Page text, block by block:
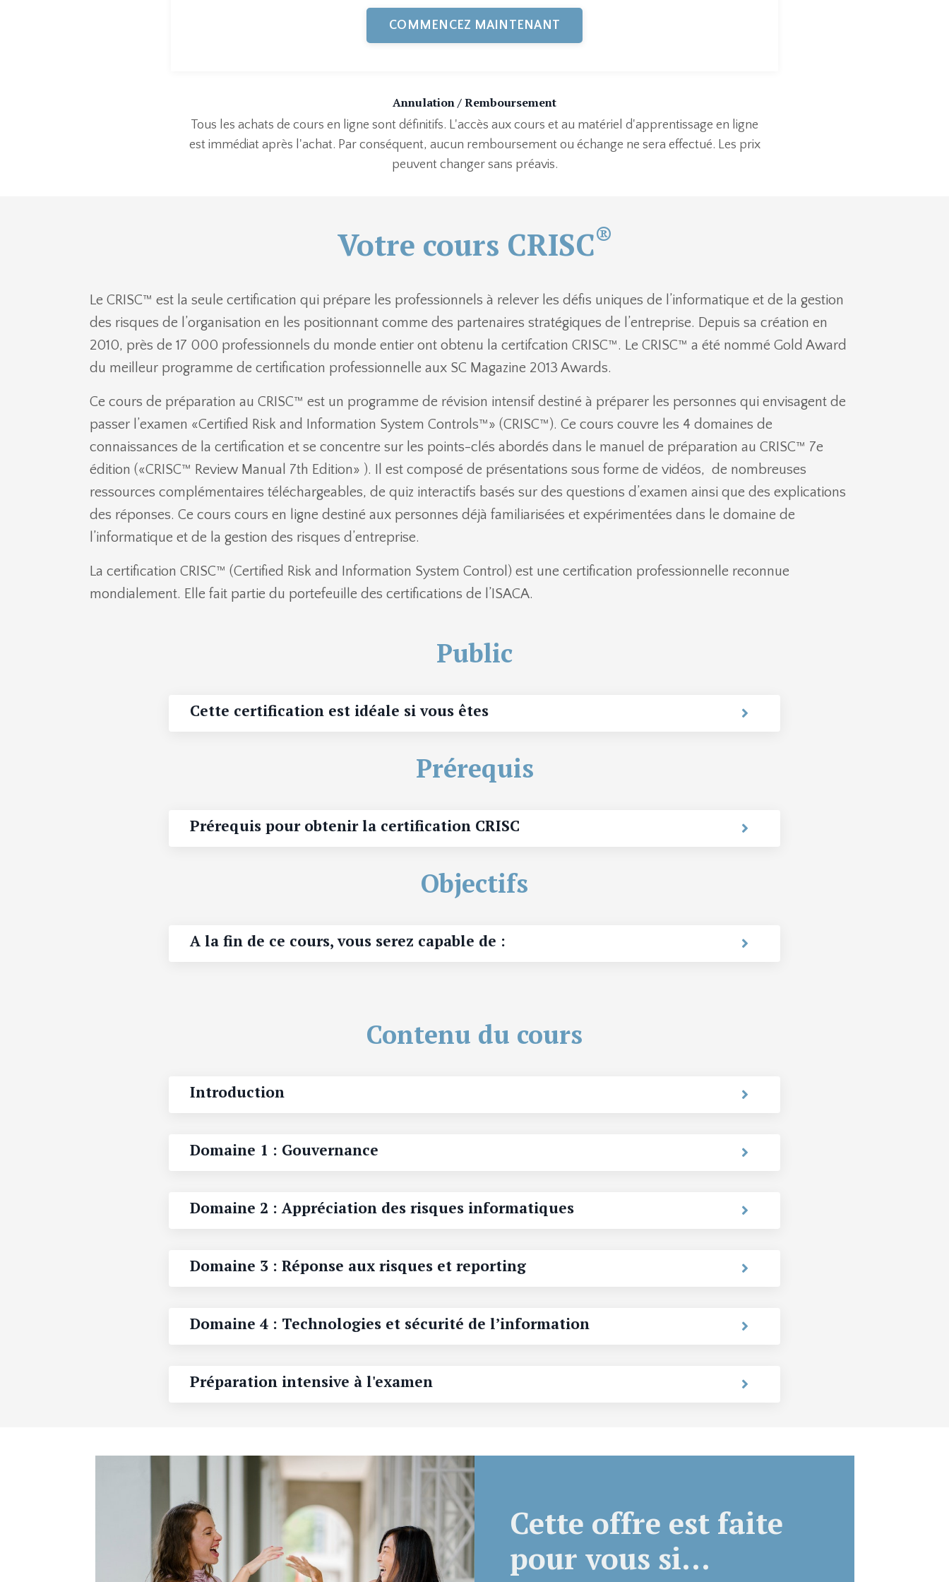
COMMENCEZ MAINTENANT
Annulation / Remboursement
Tous les achats de cours en ligne sont définitifs. L'accès aux cours et au matériel d'apprentissage en ligne
est immédiat après l'achat. Par conséquent, aucun remboursement ou échange ne sera effectué. Les prix
peuvent changer sans préavis.
Votre cours CRISC®
Le CRISC™ est la seule certification qui prépare les professionnels à relever les défis uniques de l’informatique et de la gestion
des risques de l’organisation en les positionnant comme des partenaires stratégiques de l’entreprise. Depuis sa création en
2010, près de 17 000 professionnels du monde entier ont obtenu la certifcation CRISC™. Le CRISC™ a été nommé Gold Award
du meilleur programme de certification professionnelle aux SC Magazine 2013 Awards.
Ce cours de préparation au CRISC™ est un programme de révision intensif destiné à préparer les personnes qui envisagent de
passer l’examen «Certified Risk and Information System Controls™» (CRISC™). Ce cours couvre les 4 domaines de
connaissances de la certification et se concentre sur les points-clés abordés dans le manuel de préparation au CRISC™ 7e
édition («CRISC™ Review Manual 7th Edition» ). Il est composé de présentations sous forme de vidéos, de nombreuses
ressources complémentaires téléchargeables, de quiz interactifs basés sur des questions d’examen ainsi que des explications
des réponses. Ce cours cours en ligne destiné aux personnes déjà familiarisées et expérimentées dans le domaine de
l’informatique et de la gestion des risques d’entreprise.
La certification CRISC™ (Certified Risk and Information System Control) est une certification professionnelle reconnue
mondialement. Elle fait partie du portefeuille des certifications de l’ISACA.
Public
Cette certification est idéale si vous êtes
Prérequis
Prérequis pour obtenir la certification CRISC
Objectifs
A la fin de ce cours, vous serez capable de :
Contenu du cours
Introduction
Domaine 1 : Gouvernance
Domaine 2 : Appréciation des risques informatiques
Domaine 3 : Réponse aux risques et reporting
Domaine 4 : Technologies et sécurité de l’information
Préparation intensive à l'examen
Cette offre est faite
pour vous si...